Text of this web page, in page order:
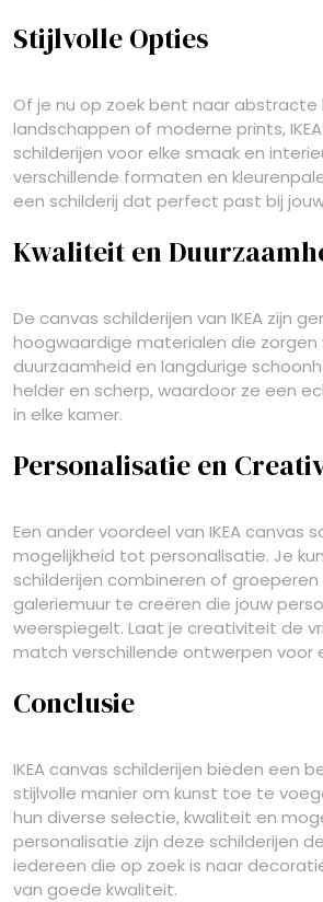
Stijlvolle Opties
Of je nu op zoek bent naar abstracte
landschappen of moderne prints,
schilderijen voor elke smaak en
verschillende formaten en
een schilderij dat perfect past bij
Kwaliteit en
De canvas schilderijen van IKEA zijn
hoogwaardige materialen die zorgen
duurzaamheid en langdurige
helder en scherp, waardoor ze een
in elke kamer.
Personalisatie en
Een ander voordeel van IKEA canvas
mogelijkheid tot personalisatie. Je
schilderijen combineren of
galeriemuur te creëren die jouw
weerspiegelt. Laat je creativiteit de
match verschillende ontwerpen voor
Conclusie
IKEA canvas schilderijen bieden een
stijlvolle manier om kunst toe te
hun diverse selectie, kwaliteit en
personalisatie zijn deze schilderijen
iedereen die op zoek is naar
van goede kwaliteit.